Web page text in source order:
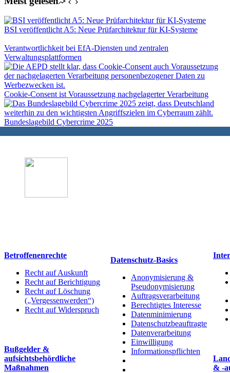
BSI veröffentlicht A5: Neue Prüfarchitektur für KI-Systeme
Verantwortlichkeit bei EfA-Diensten und zentralen
Verwaltungsplattformen
Cookie-Consent ist Voraussetzung nachgelagerter Verarbeitung
Bundeslagebild Cybercrime 2025
Betroffenenrechte
Recht auf Auskunft
Recht auf Berichtigung
Recht auf Löschung
(„Vergessenwerden“)
Recht auf Widerspruch
Bußgelder &
aufsichtsbehördliche
Maßnahmen
Datenschutz-Basics
Anonymisierung &
Pseudonymisierung
Auftragsverarbeitung
Berechtigtes Interesse
Datenminimierung
Datenschutzbeauftragte
Datenverarbeitung
Einwilligung
Informationspflichten
& -